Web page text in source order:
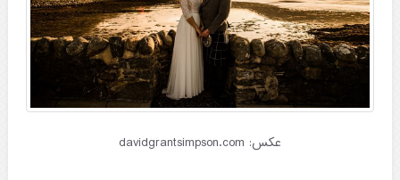
عکس: davidgrantsimpson.com